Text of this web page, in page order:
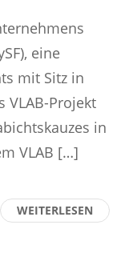
eine
mit Sitz in
VLAB-Projekt
in
VLAB […]
WEITERLESEN